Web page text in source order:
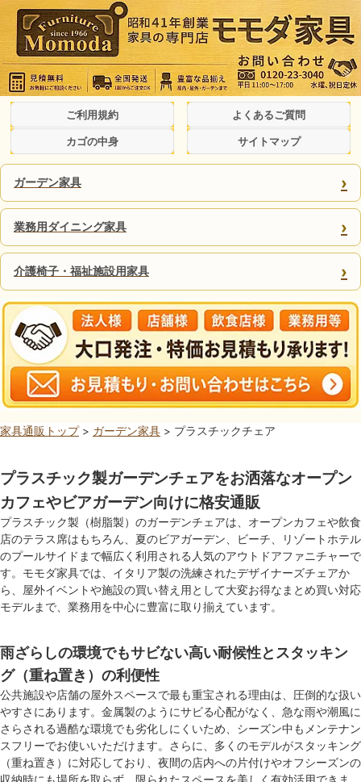
ご利用規約 よくあるご質問
カゴの中身 サイトマップ
ガーデン家具 ›
業務用ダイニング家具 ›
介護椅子・福祉施設用家具 ›
家具通販トップ> ガーデン家具 > プラスチックチェア
プラスチック製ガーデンチェアをお洒落なオープン
カフェやビアガーデン向けに格安通販
プラスチック製（樹脂製）のガーデンチェアは、オープンカフェや飲食
店のテラス席はもちろん、夏のビアガーデン、ビーチ、リゾートホテル
のプールサイドまで幅広く利用される人気のアウトドアファニチャーで
す。モモダ家具では、イタリア製の洗練されたデザイナーズチェアか
ら、屋外イベントや施設の買い替え用として大変お得なまとめ買い対応
モデルまで、業務用を中心に豊富に取り揃えています。
雨ざらしの環境でもサビない高い耐候性とスタッキン
グ（重ね置き）の利便性
公共施設や店舗の屋外スペースで最も重宝される理由は、圧倒的な扱い
やすさにあります。金属製のようにサビる心配がなく、急な雨や潮風に
さらされる過酷な環境でも劣化しにくいため、シーズン中もメンテナン
スフリーでお使いいただけます。さらに、多くのモデルがスタッキング
（重ね置き）に対応しており、夜間の店内への片付けやオフシーズンの
収納時にも場所を取らず、限られたスペースを美しく有効活用できま